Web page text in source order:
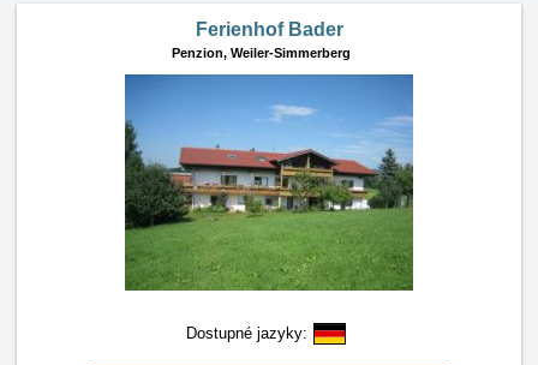
Ferienhof Bader
Penzion, Weiler-Simmerberg
Dostupné jazyky: